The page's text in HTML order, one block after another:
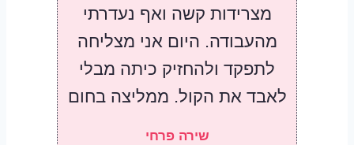
מצרידות קשה ואף נעדרתי
מהעבודה. היום אני מצליחה
לתפקד ולהחזיק כיתה מבלי
לאבד את הקול. ממליצה בחום
שירה פרחי